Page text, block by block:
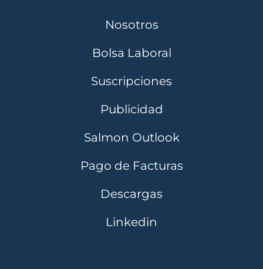
Nosotros
Bolsa Laboral
Suscripciones
Publicidad
Salmon Outlook
Pago de Facturas
Descargas
Linkedin